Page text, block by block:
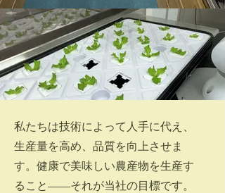
私たちは技術によって人手に代え、
生産量を高め、品質を向上させま
す。健康で美味しい農産物を生産す
ること——それが当社の目標です。